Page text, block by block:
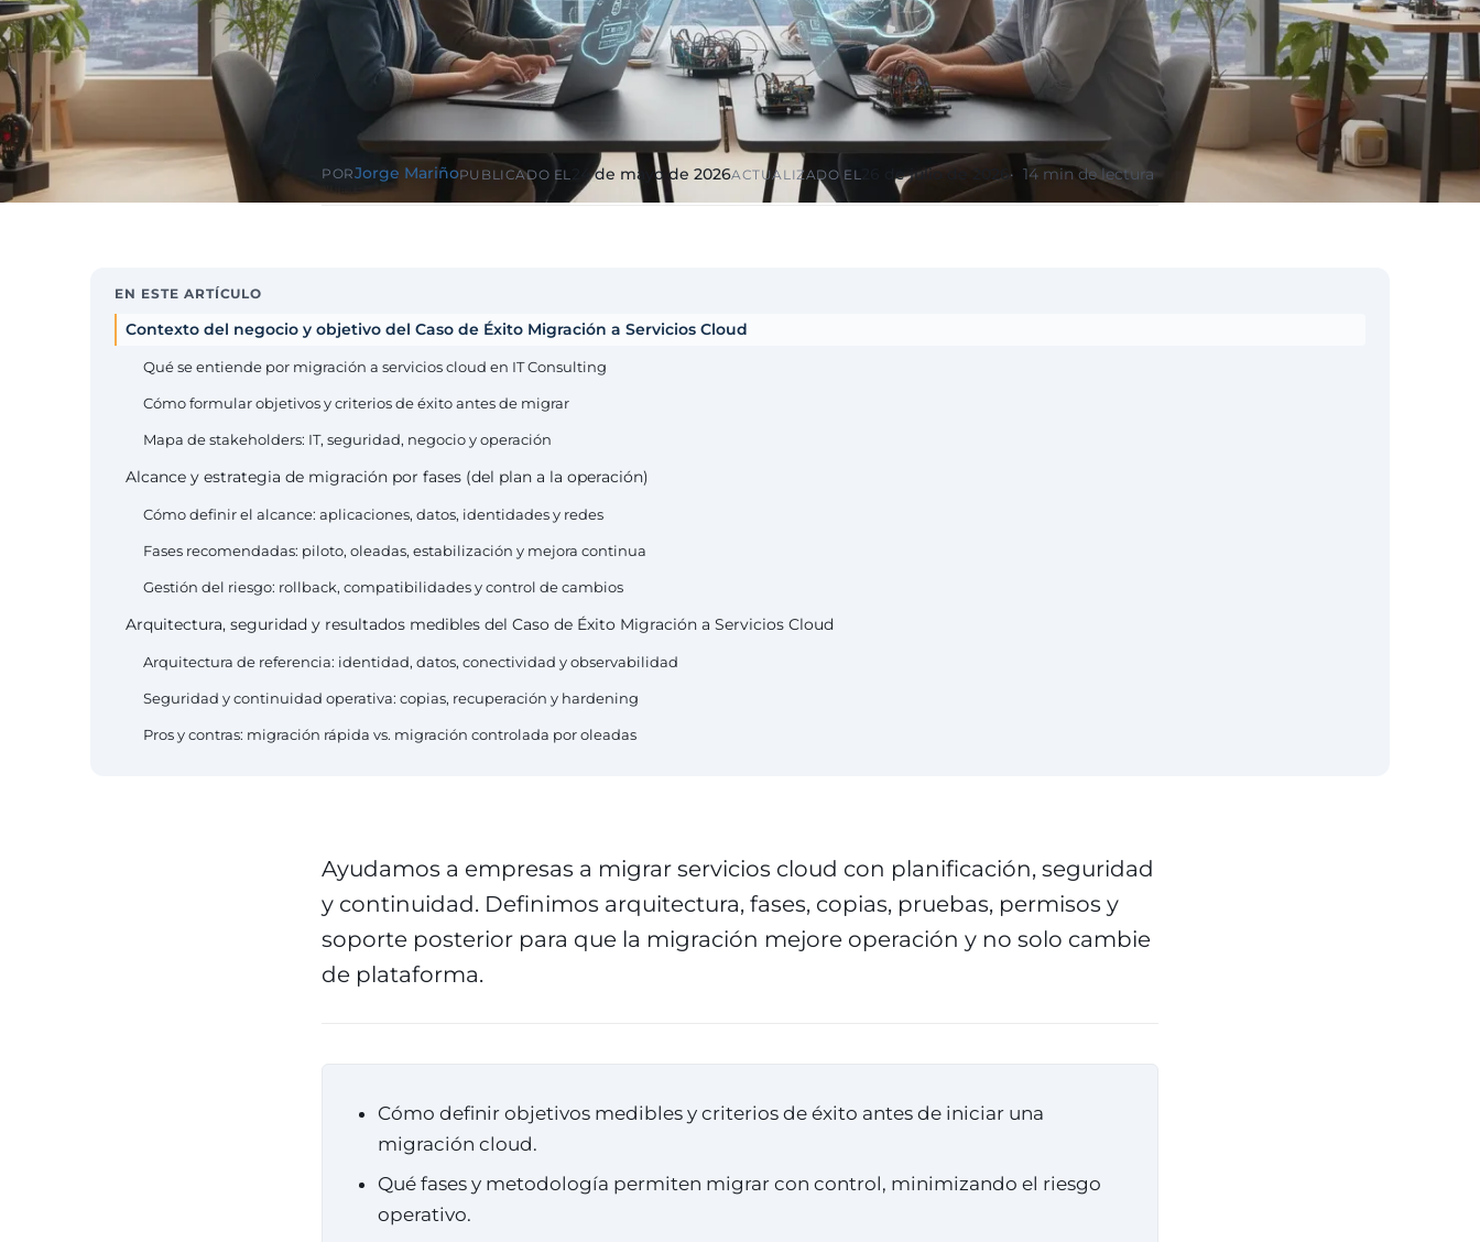
Sector público y
administraciones
Ayuntamientos, diputaciones,
ENS obligatorio
Educación y formación
Universidades, academias,
RGPD reforzado por menores
Pharma e industria
farmacéutica GxP, AEMPS,
ISO 13485, entornos validados
Multinacionales ES / PT
Cobertura internacional,
partners locales
PORJorge MariñoPUBLICADO EL 24 de mayo de 2026ACTUALIZADO EL 26 de julio de 2026 14 min de lectura
EN ESTE ARTÍCULO
Contexto del negocio y objetivo del Caso de Éxito Migración a Servicios Cloud
Qué se entiende por migración a servicios cloud en IT Consulting
Cómo formular objetivos y criterios de éxito antes de migrar
Mapa de stakeholders: IT, seguridad, negocio y operación
Alcance y estrategia de migración por fases (del plan a la operación)
Cómo definir el alcance: aplicaciones, datos, identidades y redes
Fases recomendadas: piloto, oleadas, estabilización y mejora continua
Gestión del riesgo: rollback, compatibilidades y control de cambios
Arquitectura, seguridad y resultados medibles del Caso de Éxito Migración a Servicios Cloud
Arquitectura de referencia: identidad, datos, conectividad y observabilidad
Seguridad y continuidad operativa: copias, recuperación y hardening
Pros y contras: migración rápida vs. migración controlada por oleadas
Ayudamos a empresas a migrar servicios cloud con planificación, seguridad
y continuidad. Definimos arquitectura, fases, copias, pruebas, permisos y
soporte posterior para que la migración mejore operación y no solo cambie
de plataforma.
Cómo definir objetivos medibles y criterios de éxito antes de iniciar una
migración cloud.
Qué fases y metodología permiten migrar con control, minimizando el riesgo
operativo.